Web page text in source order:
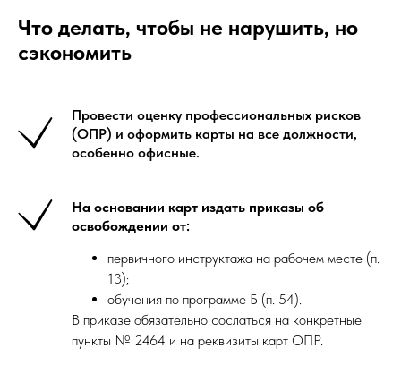
Что делать, чтобы не нарушить, но
сэкономить
Провести оценку профессиональных рисков
(ОПР) и оформить карты на все должности,
особенно офисные.
На основании карт издать приказы об
освобождении от:
первичного инструктажа на рабочем месте (п.
13);
обучения по программе Б (п. 54).
В приказе обязательно сослаться на конкретные
пункты № 2464 и на реквизиты карт ОПР.